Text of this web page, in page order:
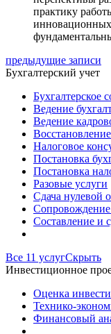
практику
инновационных
предыдущие записи
Бухгалтерский учет
Бухгалтерское
Ведение
Ведение
Налоговое
Постановка
Постановка
Разовые услуги
Сдача нулевой
Составление и
Все 11 услугСкрыть
Инвестиционное
Оценка
Технико-
Финансовый